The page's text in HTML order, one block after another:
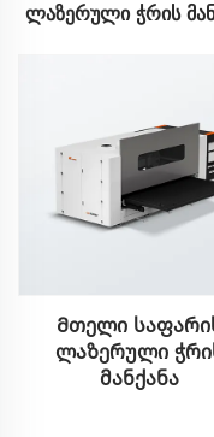
ლაზერული ჭრის
Მთელი
ლაზერული
მანქანა